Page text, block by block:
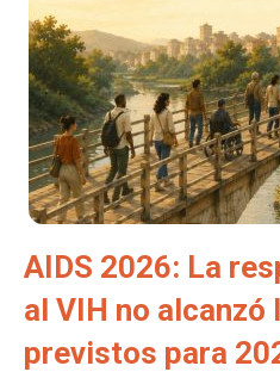
AIDS 2026: La
al VIH no
previstos para